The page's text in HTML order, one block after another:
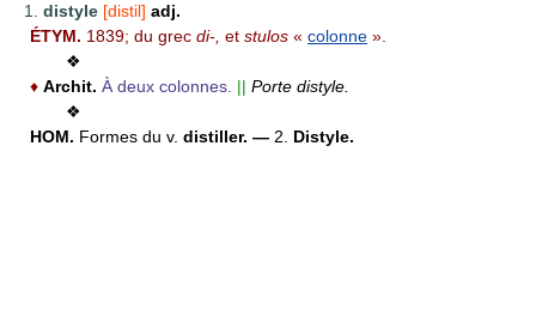
1. distyle [distil] adj.
ÉTYM. 1839; du grec di-, et stulos « colonne ».
❖
♦ Archit. À deux colonnes. || Porte distyle.
❖
HOM. Formes du v. distiller. — 2. Distyle.